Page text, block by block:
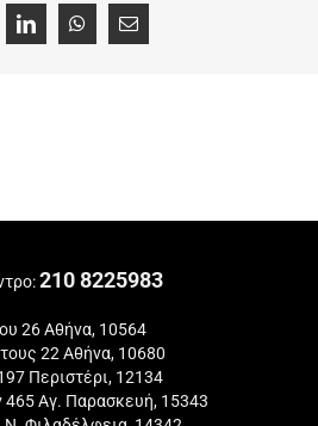
LinkedInWhatsApp
Email
210 8225983
26 Αθήνα, 10564
22 Αθήνα, 10680
Περιστέρι, 12134
Αγ. Παρασκευή, 15343